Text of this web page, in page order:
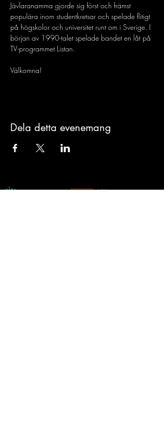
Jävlaranamma gjorde sig först och främst
populära inom studentkretsar och spelade flitigt
på högskolor och universitet runt om i Sverige. I
början av 1990-talet spelade bandet en låt på
TV-programmet Listan.
Välkomna!
Dela detta evenemang
VÅRA